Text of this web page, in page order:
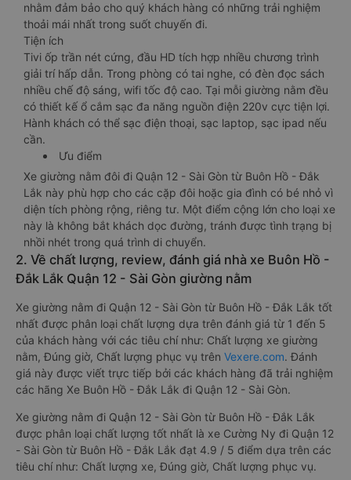
nhằm đảm bảo cho quý khách hàng có những trải nghiệm
thoải mái nhất trong suốt chuyến đi.
Tiện ích
Tivi ốp trần nét cứng, đầu HD tích hợp nhiều chương trình
giải trí hấp dẫn. Trong phòng có tai nghe, có đèn đọc sách
nhiều chế độ sáng, wifi tốc độ cao. Tại mỗi giường nằm đều
có thiết kế ổ cắm sạc đa năng nguồn điện 220v cực tiện lợi.
Hành khách có thể sạc điện thoại, sạc laptop, sạc ipad nếu
cần.
Ưu điểm
Xe giường nằm đôi đi Quận 12 - Sài Gòn từ Buôn Hồ - Đắk
Lắk này phù hợp cho các cặp đôi hoặc gia đình có bé nhỏ vì
diện tích phòng rộng, riêng tư. Một điểm cộng lớn cho loại xe
này là không bắt khách dọc đường, tránh được tình trạng bị
nhồi nhét trong quá trình di chuyển.
2. Về chất lượng, review, đánh giá nhà xe Buôn Hồ -
Đắk Lắk Quận 12 - Sài Gòn giường nằm
Xe giường nằm đi Quận 12 - Sài Gòn từ Buôn Hồ - Đắk Lắk tốt
nhất được phân loại chất lượng dựa trên đánh giá từ 1 đến 5
của khách hàng với các tiêu chí như: Chất lượng xe giường
nằm, Đúng giờ, Chất lượng phục vụ trên Vexere.com. Đánh
giá này được viết trực tiếp bởi các khách hàng đã trải nghiệm
các hãng Xe Buôn Hồ - Đắk Lắk đi Quận 12 - Sài Gòn.
Xe giường nằm đi Quận 12 - Sài Gòn từ Buôn Hồ - Đắk Lắk
được phân loại chất lượng tốt nhất là xe Cường Ny đi Quận 12
- Sài Gòn từ Buôn Hồ - Đắk Lắk đạt 4.9 / 5 điểm dựa trên các
tiêu chí như: Chất lượng xe, Đúng giờ, Chất lượng phục vụ.